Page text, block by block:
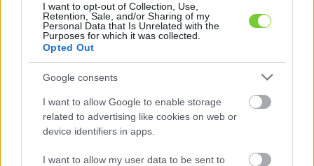
I want to opt-out of Collection, Use,
Retention, Sale, and/or Sharing of my
Personal Data that Is Unrelated with the
Purposes for which it was collected.
Opted Out
Google consents
I want to allow Google to enable storage
related to advertising like cookies on web or
device identifiers in apps.
I want to allow my user data to be sent to